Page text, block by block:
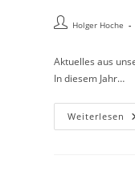
Holger Hoche
Aktuelles aus
In diesem Jahr…
Weiterlesen